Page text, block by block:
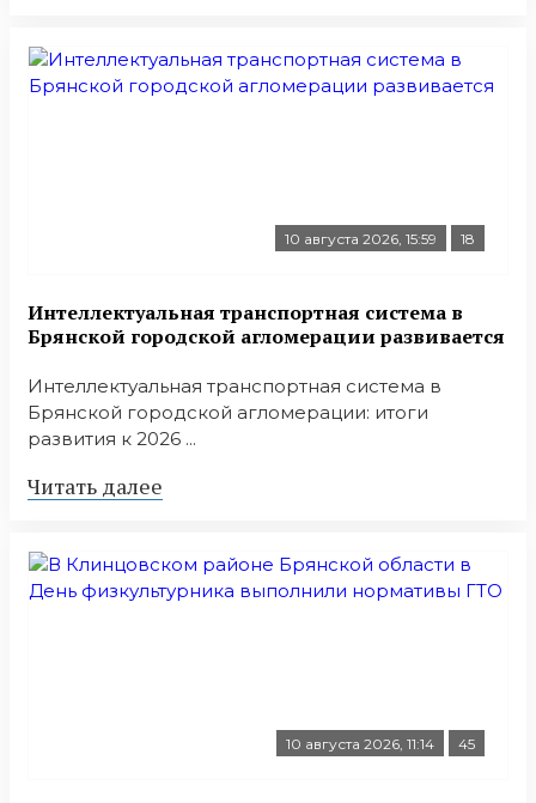
10 августа 2026, 15:59 18
Интеллектуальная транспортная система в
Брянской городской агломерации развивается
Интеллектуальная транспортная система в
Брянской городской агломерации: итоги
развития к 2026 ...
Читать далее
10 августа 2026, 11:14 45